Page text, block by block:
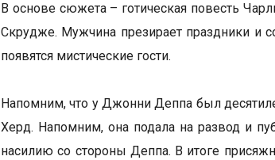
В основе сюжета – готическая повесть
Скрудже. Мужчина презирает праздники и
появятся мистические гости.
Напомним, что у Джонни Деппа был
Херд. Напомним, она подала на развод и
насилию со стороны Деппа. В итоге